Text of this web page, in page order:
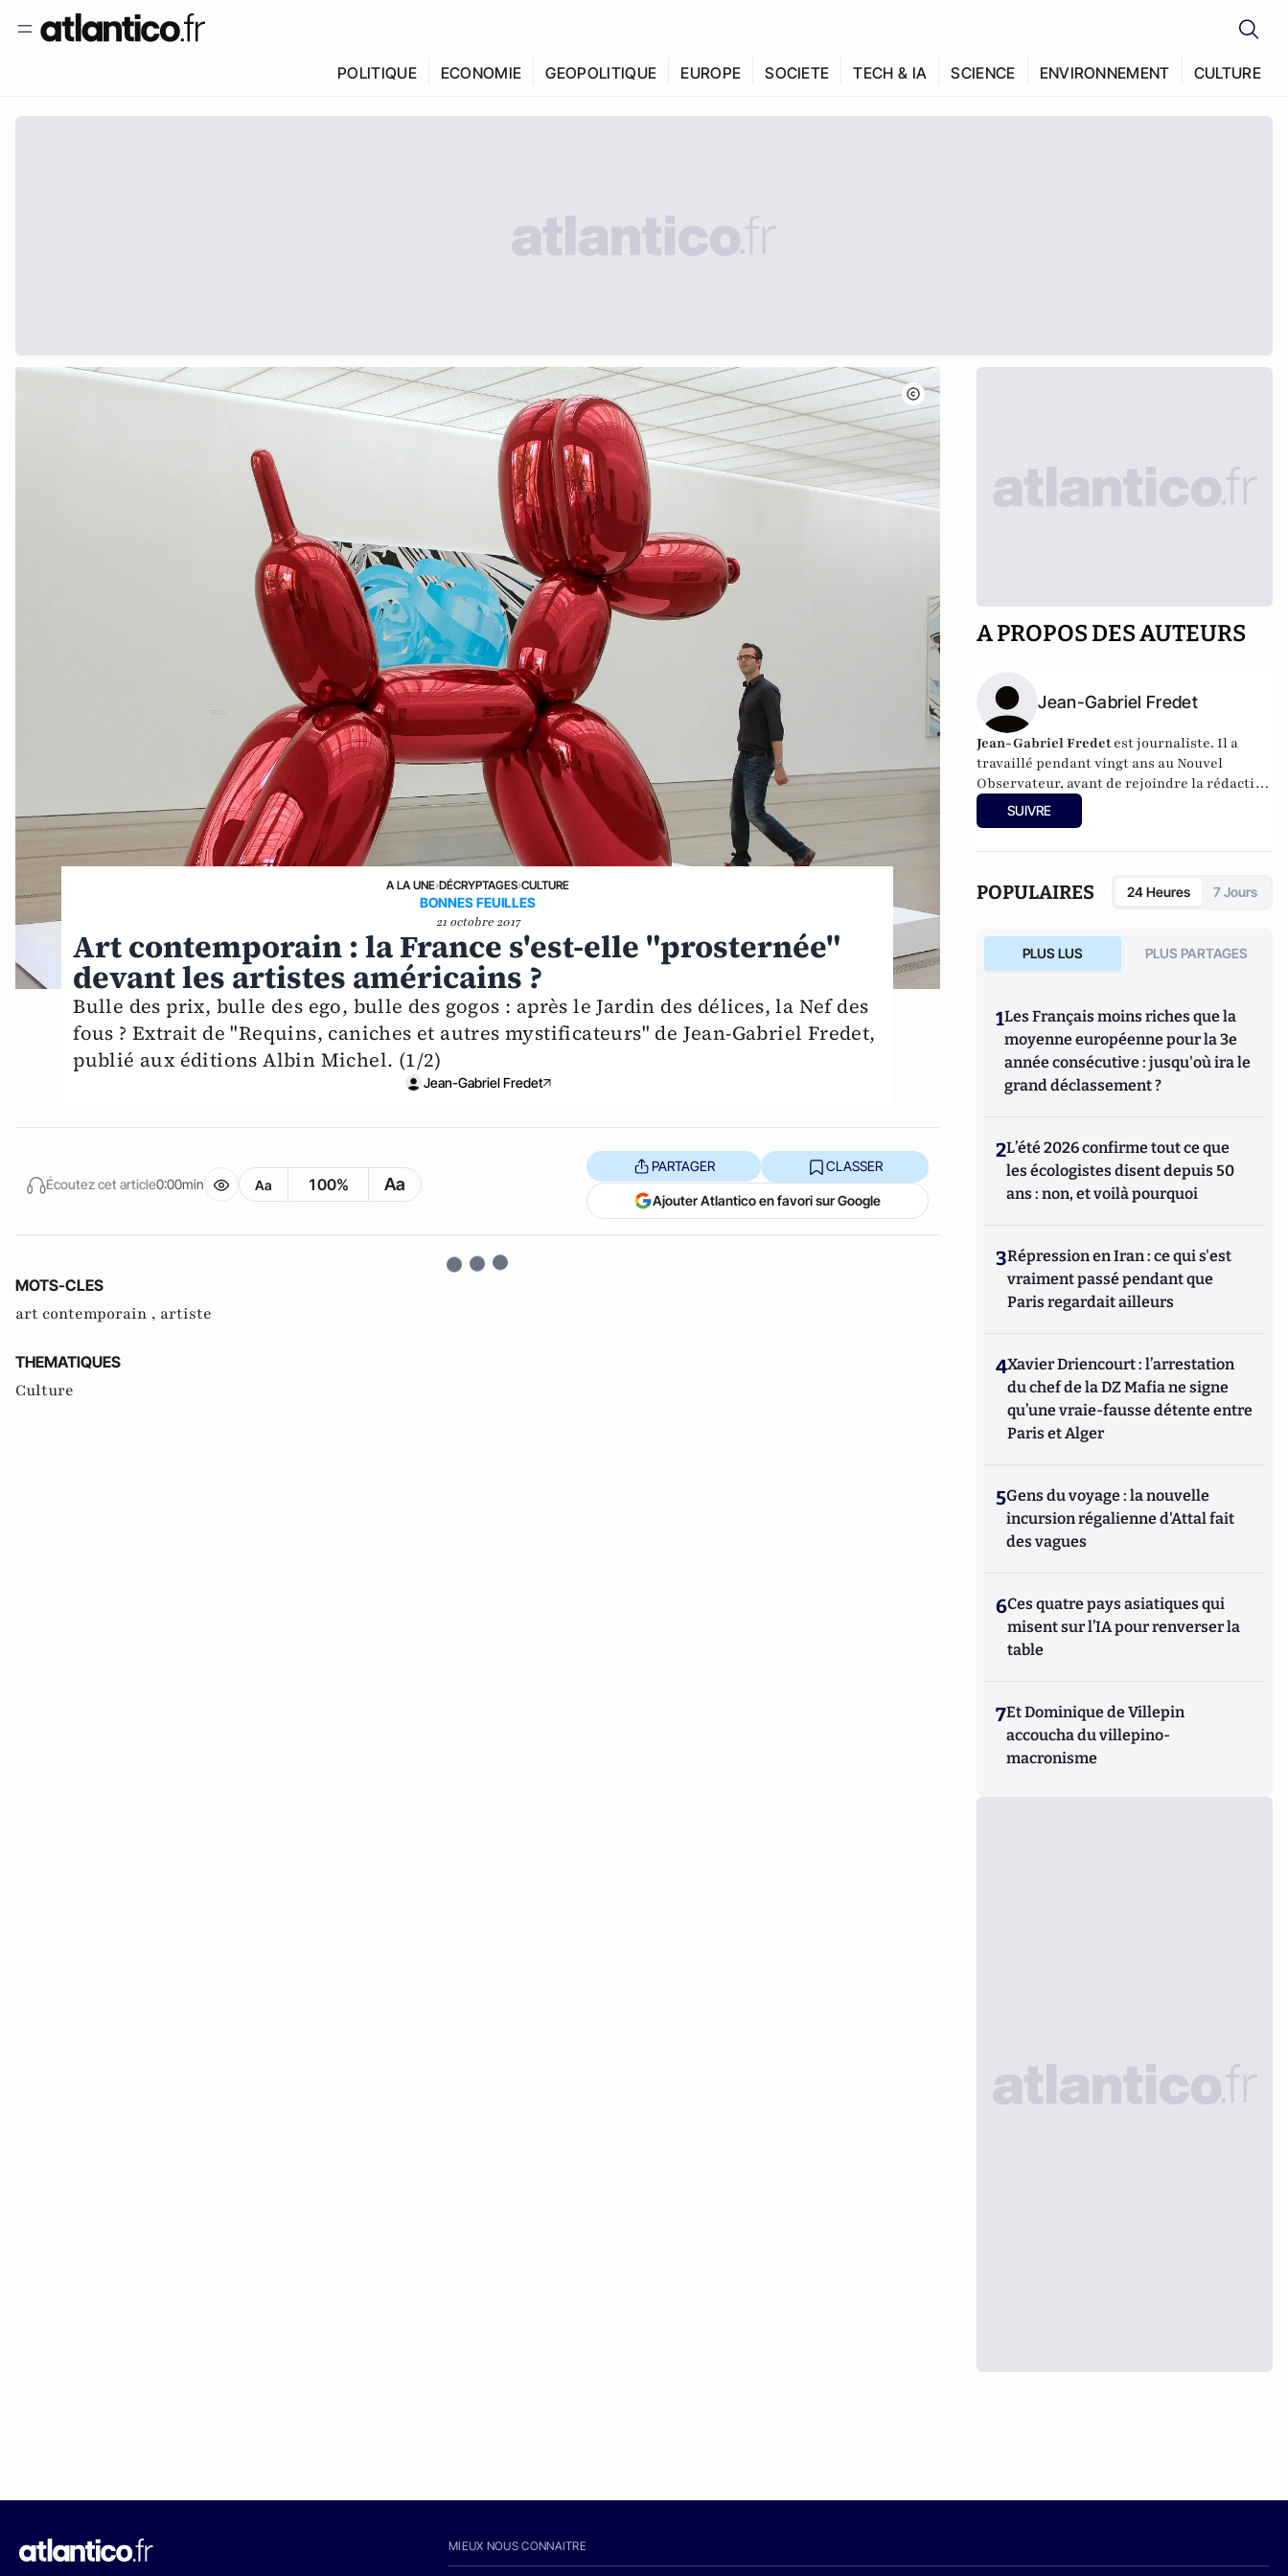
POLITIQUE ECONOMIE GEOPOLITIQUE EUROPE SOCIETE TECH & IA SCIENCE ENVIRONNEMENT CULTURE
A LA UNE›DÉCRYPTAGES›CULTURE
BONNES FEUILLES
21 octobre 2017
Art contemporain : la France s'est-elle "prosternée"
devant les artistes américains ?
Bulle des prix, bulle des ego, bulle des gogos : après le Jardin des délices, la Nef des
fous ? Extrait de "Requins, caniches et autres mystificateurs" de Jean-Gabriel Fredet,
publié aux éditions Albin Michel. (1/2)
Jean-Gabriel Fredet
Écoutez cet article0:00min Aa 100% Aa
PARTAGER CLASSER
Ajouter Atlantico en favori sur Google
MOTS-CLES
art contemporain , artiste
THEMATIQUES
Culture
A PROPOS DES AUTEURS
Jean-Gabriel Fredet
Jean-Gabriel Fredetest journaliste. Il a
travaillé pendant vingt ans au Nouvel
Observateur, avant de rejoindre la rédaction
de Challenges.
SUIVRE
POPULAIRES 24 Heures 7 Jours
PLUS LUS PLUS PARTAGES
1Les Français moins riches que la
moyenne européenne pour la 3e
année consécutive : jusqu'où ira le
grand déclassement ?
2L’été 2026 confirme tout ce que
les écologistes disent depuis 50
ans : non, et voilà pourquoi
3Répression en Iran : ce qui s'est
vraiment passé pendant que
Paris regardait ailleurs
4Xavier Driencourt : l’arrestation
du chef de la DZ Mafia ne signe
qu’une vraie-fausse détente entre
Paris et Alger
5Gens du voyage : la nouvelle
incursion régalienne d'Attal fait
des vagues
6Ces quatre pays asiatiques qui
misent sur l’IA pour renverser la
table
7Et Dominique de Villepin
accoucha du villepino-
macronisme
MIEUX NOUS CONNAITRE